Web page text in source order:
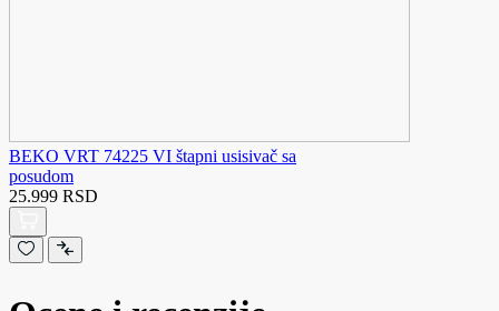
BEKO VRT 74225 VI štapni usisivač sa
posudom
25.999 RSD